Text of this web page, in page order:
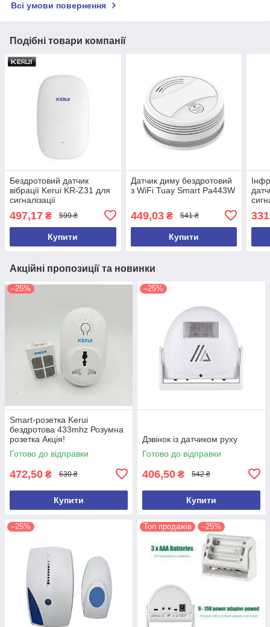
Всі умови повернення
Подібні товари компанії
Бездротовий датчик
вібрації Kerui KR-Z31 для
сигналізації
497,17 ₴ 599 ₴
Купити
Датчик диму бездротовий
з WiFi Tuay Smart Pa443W
449,03₴ 541 ₴
Купити
Гц
Акційні пропозиції та новинки
–25%
Smart-розетка Kerui
бездротова 433mhz Розумна
розетка Акція!
Готово до відправки
472,50 ₴ 630 ₴
Купити
–25%
Дзвінок із датчиком руху
Готово до відправки
406,50 ₴ 542 ₴
Купити
–25% Топ продажів –25%